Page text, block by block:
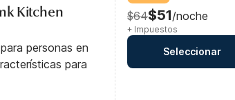
Kitchen
personas en
para
$64$51/noche
+ Impuestos
Seleccionar